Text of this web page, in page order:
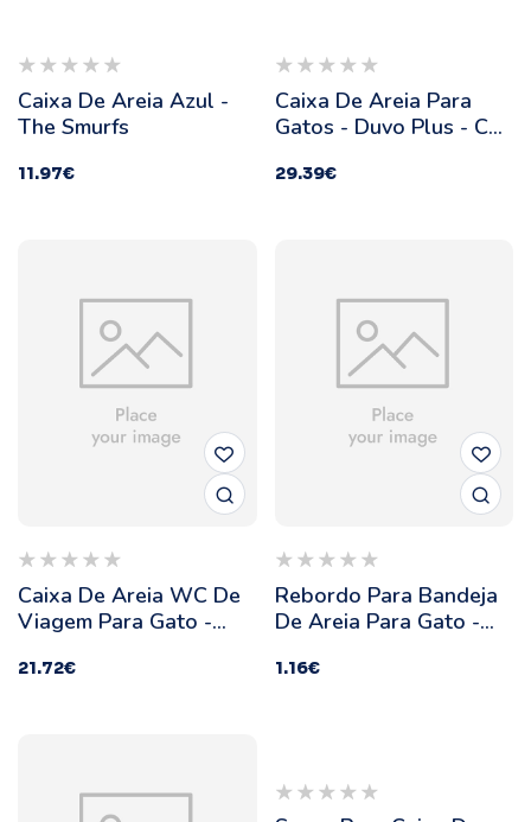
Caixa De Areia Azul -
The Smurfs
11.97€
Caixa De Areia Para
Gatos - Duvo Plus - Cor:
29.39€
Caixa De Areia WC De
Viagem Para Gato -
21.72€
Rebordo Para Bandeja
De Areia Para Gato -
40 X 30 X 10 Cm
1.16€